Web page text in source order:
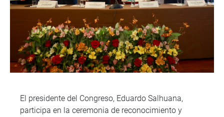
El presidente del Congreso, Eduardo Salhuana,
participa en la ceremonia de reconocimiento y